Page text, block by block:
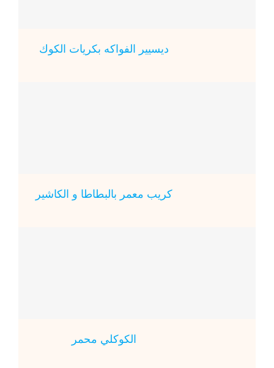
ديسيير الفواكه بكريات الكوك
كريب معمر بالبطاطا و الكاشير
الكوكلي محمر